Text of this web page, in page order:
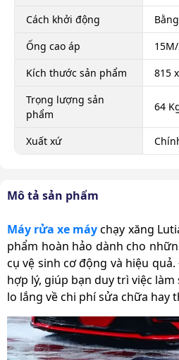
Mô tả sản phẩm
Máy rửa xe máychạy xăng
phẩm hoàn hảo dành cho
cụ vệ sinh cơ động và hiệu
hợp lý, giúp bạn duy trì việc
lo lắng về chi phí sửa chữa hay
Cách khởi động
Ống cao áp
Kích thước sản phẩm
815
Trọng lượng sản
phẩm
64
Xuất xứ